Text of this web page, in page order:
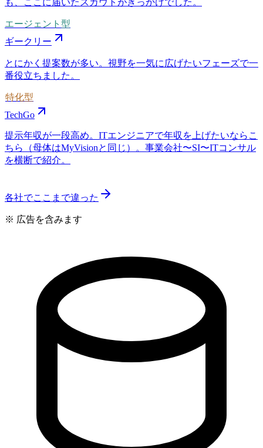
も、ここに届いたスカウトがきっかけでした。
エージェント型
ギークリー
とにかく提案数が多い。視野を一気に広げたいフェーズで一
番役立ちました。
特化型
TechGo
提示年収が一段高め。ITエンジニアで年収を上げたいならこ
ちら（母体はMyVisionと同じ）。事業会社〜SI〜ITコンサル
を横断で紹介。
各社でここまで違った
※ 広告を含みます